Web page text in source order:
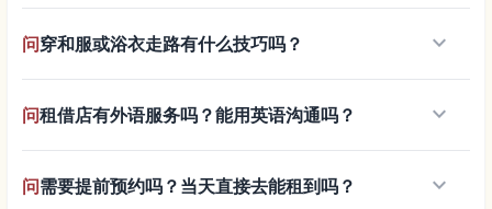
问穿和服或浴衣走路有什么技巧吗？ keyboard_arrow_down
问租借店有外语服务吗？能用英语沟通吗？ keyboard_arrow_down
问需要提前预约吗？当天直接去能租到吗？ keyboard_arrow_down